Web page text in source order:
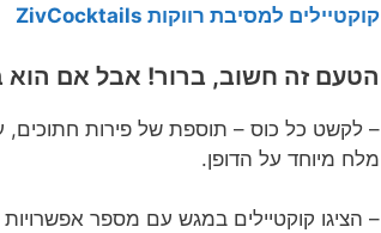
קוקטיילים למסיבת רווקות ZivCocktails
הטעם זה חשוב, ברור! אבל אם
– לקשט כל כוס – תוספת של פירות חתוכים,
מלח מיוחד על הדופן.
– הציגו קוקטיילים במגש עם מספר אפשרויות –